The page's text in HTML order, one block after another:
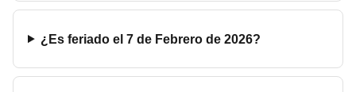
¿Es feriado el 7 de Febrero de 2026?